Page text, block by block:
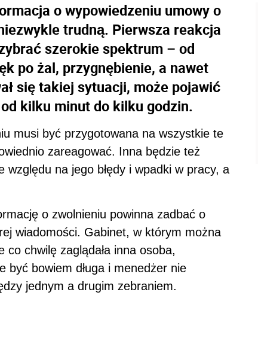
o wypowiedzeniu umowy o
trudną. Pierwsza reakcja
szerokie spektrum – od
po żal, przygnębienie, a nawet
się takiej sytuacji, może pojawić
kilku minut do kilku godzin.
musi być przygotowana na wszystkie te
zareagować. Inna będzie też
na jego błędy i wpadki w pracy, a
o zwolnieniu powinna zadbać o
wiadomości. Gabinet, w którym można
chwilę zaglądała inna osoba,
być bowiem długa i menedżer nie
jednym a drugim zebraniem.